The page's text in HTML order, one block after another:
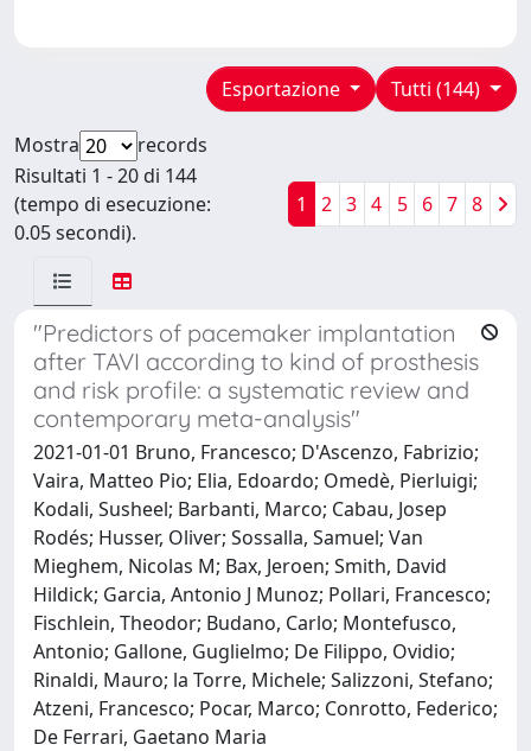
Tutti (144)
Esportazione
Mostra
records
Risultati 1 - 20 di 144
(tempo di esecuzione:
0.05 secondi).
1 2 3 4 5 6 7 8
"Predictors of pacemaker implantation
after TAVI according to kind of prosthesis
and risk profile: a systematic review and
contemporary meta-analysis"
2021-01-01 Bruno, Francesco; D'Ascenzo, Fabrizio;
Vaira, Matteo Pio; Elia, Edoardo; Omedè, Pierluigi;
Kodali, Susheel; Barbanti, Marco; Cabau, Josep
Rodés; Husser, Oliver; Sossalla, Samuel; Van
Mieghem, Nicolas M; Bax, Jeroen; Smith, David
Hildick; Garcia, Antonio J Munoz; Pollari, Francesco;
Fischlein, Theodor; Budano, Carlo; Montefusco,
Antonio; Gallone, Guglielmo; De Filippo, Ovidio;
Rinaldi, Mauro; la Torre, Michele; Salizzoni, Stefano;
Atzeni, Francesco; Pocar, Marco; Conrotto, Federico;
De Ferrari, Gaetano Maria